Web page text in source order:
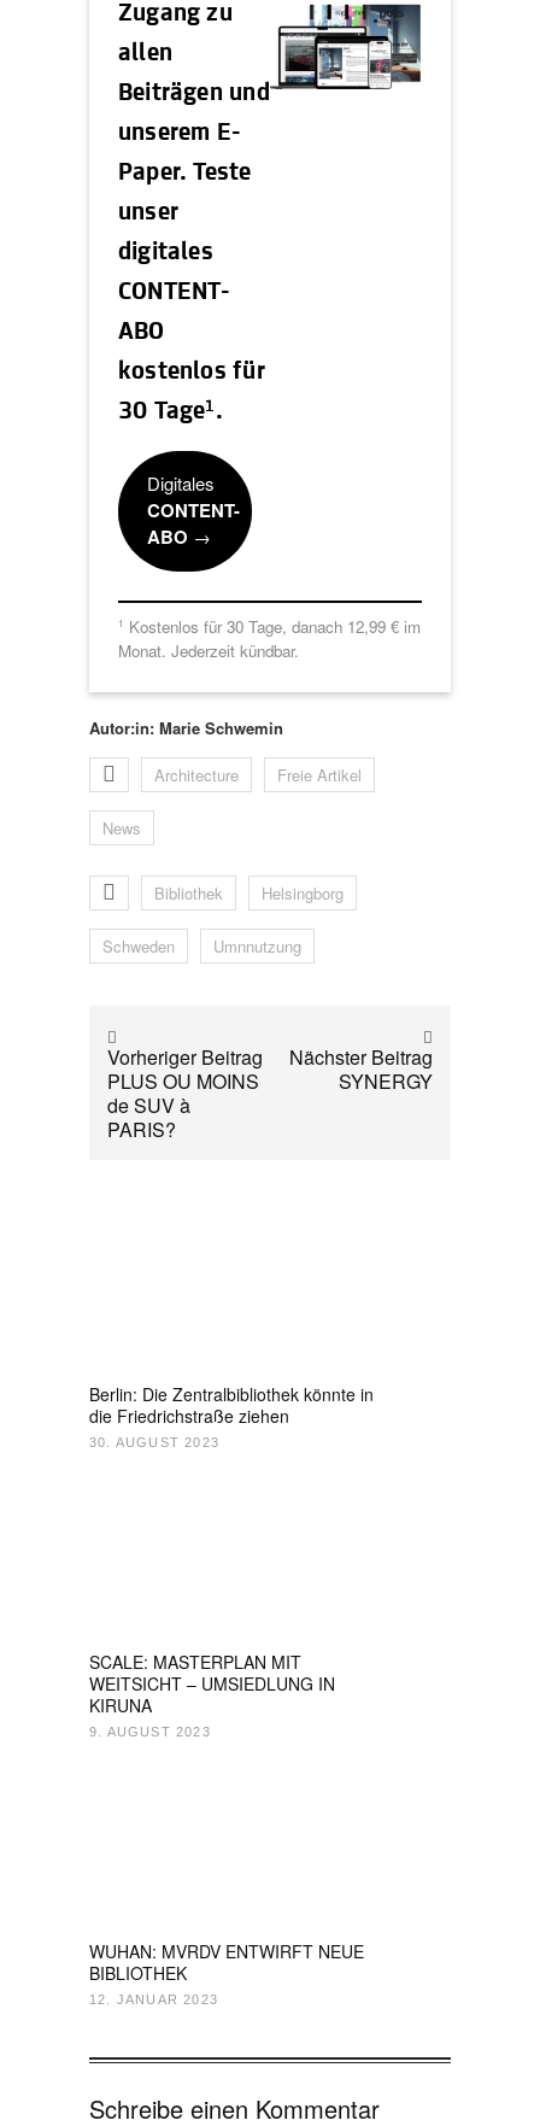
Zugang zu
allen
Beiträgen und
unserem E-
Paper. Teste
unser
digitales
CONTENT-
ABO
kostenlos für
30 Tage1 .
Digitales
CONTENT-
ABO →
1 Kostenlos für 30 Tage, danach 12,99 € im
Monat. Jederzeit kündbar.
Autor:in: Marie Schwemin
Architecture Freie Artikel
News
Bibliothek Helsingborg
Schweden Umnnutzung
Vorheriger Beitrag
PLUS OU MOINS
de SUV à
PARIS?
Nächster Beitrag
SYNERGY
Berlin: Die Zentralbibliothek könnte in
die Friedrichstraße ziehen
30. AUGUST 2023
SCALE: MASTERPLAN MIT
WEITSICHT – UMSIEDLUNG IN
KIRUNA
9. AUGUST 2023
WUHAN: MVRDV ENTWIRFT NEUE
BIBLIOTHEK
12. JANUAR 2023
Schreibe einen Kommentar